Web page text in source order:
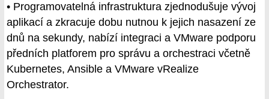
• Programovatelná infrastruktura zjednodušuje vývoj
aplikací a zkracuje dobu nutnou k jejich nasazení ze
dnů na sekundy, nabízí integraci a VMware podporu
předních platforem pro správu a orchestraci včetně
Kubernetes, Ansible a VMware vRealize
Orchestrator.